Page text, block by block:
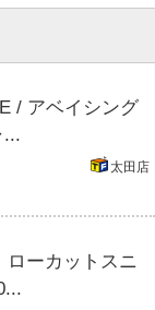
/ アベイシング
...
太田店
ローカットスニ